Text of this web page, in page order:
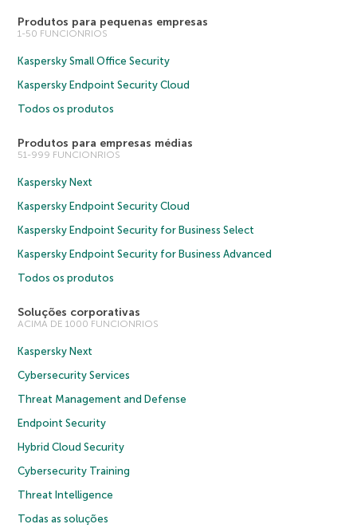
Produtos para pequenas empresas
1-50 FUNCIONRIOS
Kaspersky Small Office Security
Kaspersky Endpoint Security Cloud
Todos os produtos
Produtos para empresas médias
51-999 FUNCIONRIOS
Kaspersky Next
Kaspersky Endpoint Security Cloud
Kaspersky Endpoint Security for Business Select
Kaspersky Endpoint Security for Business Advanced
Todos os produtos
Soluções corporativas
ACIMA DE 1000 FUNCIONRIOS
Kaspersky Next
Cybersecurity Services
Threat Management and Defense
Endpoint Security
Hybrid Cloud Security
Cybersecurity Training
Threat Intelligence
Todas as soluções